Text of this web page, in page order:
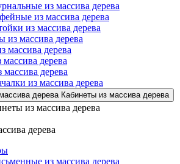
из массива дерева
из массива дерева
из массива дерева
из массива дерева
массива дерева
массива дерева
массива дерева
из массива дерева
Кабинеты из массива дерева
дерева
из массива дерева